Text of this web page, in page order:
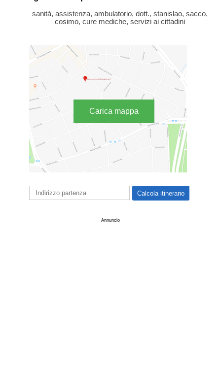
sanità, assistenza, ambulatorio, dott., stanislao, sacco,
cosimo, cure mediche, servizi ai cittadini
Carica mappa
Annuncio